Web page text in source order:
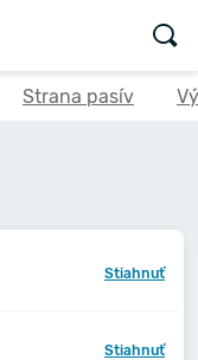
Strana pasív
Stiahnuť
Stiahnuť